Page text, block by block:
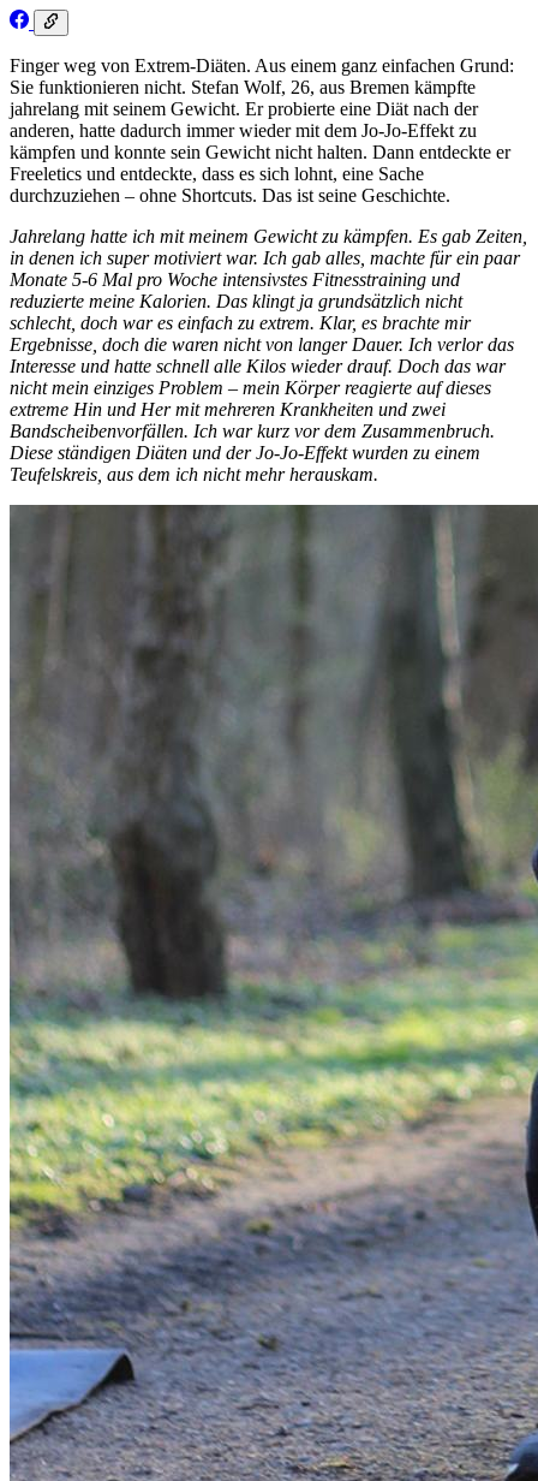
Finger weg von Extrem-Diäten. Aus einem ganz einfachen Grund:
Sie funktionieren nicht. Stefan Wolf, 26, aus Bremen kämpfte
jahrelang mit seinem Gewicht. Er probierte eine Diät nach der
anderen, hatte dadurch immer wieder mit dem Jo-Jo-Effekt zu
kämpfen und konnte sein Gewicht nicht halten. Dann entdeckte er
Freeletics und entdeckte, dass es sich lohnt, eine Sache
durchzuziehen – ohne Shortcuts. Das ist seine Geschichte.
Jahrelang hatte ich mit meinem Gewicht zu kämpfen. Es gab Zeiten,
in denen ich super motiviert war. Ich gab alles, machte für ein paar
Monate 5-6 Mal pro Woche intensivstes Fitnesstraining und
reduzierte meine Kalorien. Das klingt ja grundsätzlich nicht
schlecht, doch war es einfach zu extrem. Klar, es brachte mir
Ergebnisse, doch die waren nicht von langer Dauer. Ich verlor das
Interesse und hatte schnell alle Kilos wieder drauf. Doch das war
nicht mein einziges Problem – mein Körper reagierte auf dieses
extreme Hin und Her mit mehreren Krankheiten und zwei
Bandscheibenvorfällen. Ich war kurz vor dem Zusammenbruch.
Diese ständigen Diäten und der Jo-Jo-Effekt wurden zu einem
Teufelskreis, aus dem ich nicht mehr herauskam.